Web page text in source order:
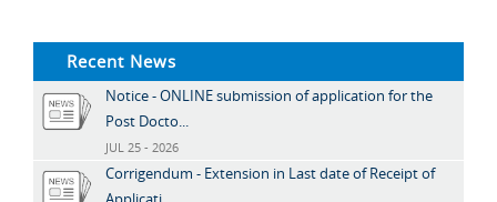
Recent News
Notice - ONLINE submission of application for the
Post Docto...
JUL 25 - 2026
Corrigendum - Extension in Last date of Receipt of